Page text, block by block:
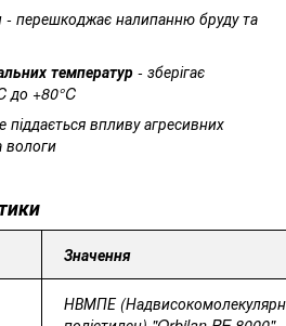
- перешкоджає налипанню бруду та
температур - зберігає
до +80°C
піддається впливу агресивних
вологи
Значення
НВМПЕ